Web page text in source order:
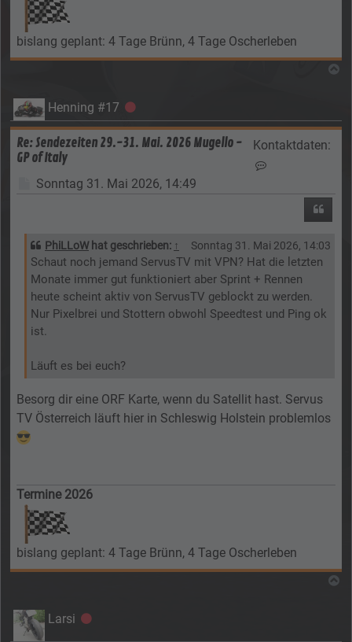
bislang geplant: 4 Tage Brünn, 4 Tage Oscherleben
Henning #17 Offline
Re: Sendezeiten 29.-31. Mai. 2026 Mugello -
GP of Italy
Kontaktdaten:
Beitrag
Sonntag 31. Mai 2026, 14:49
PhiLLoWhat geschrieben: ↑ Sonntag 31. Mai 2026, 14:03
Schaut noch jemand ServusTV mit VPN? Hat die letzten
Monate immer gut funktioniert aber Sprint + Rennen
heute scheint aktiv von ServusTV geblockt zu werden.
Nur Pixelbrei und Stottern obwohl Speedtest und Ping ok
ist.
Läuft es bei euch?
Besorg dir eine ORF Karte, wenn du Satellit hast. Servus
TV Österreich läuft hier in Schleswig Holstein problemlos
Termine 2026
bislang geplant: 4 Tage Brünn, 4 Tage Oscherleben
Larsi Offline